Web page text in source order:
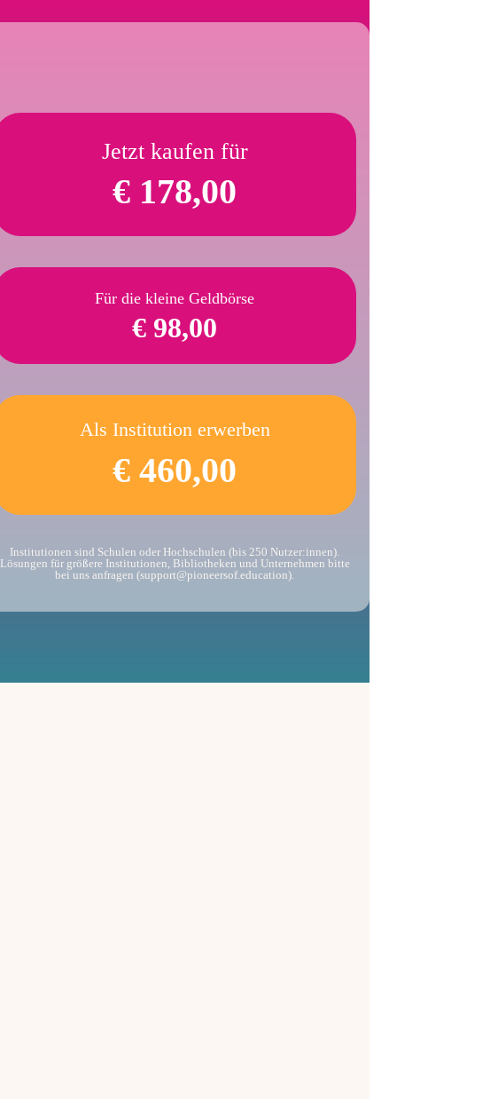
Jetzt kaufen für
€ 178,00
Für die kleine Geldbörse
€ 98,00
Als Institution erwerben
€ 460,00
Institutionen sind Schulen oder Hochschulen (bis 250 Nutzer:innen).
Lösungen für größere Institutionen, Bibliotheken und Unternehmen bitte
bei uns anfragen (support@pioneersof.education).